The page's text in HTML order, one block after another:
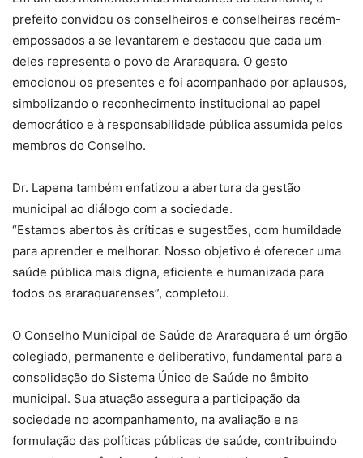
prefeito convidou os conselheiros e conselheiras recém-
empossados a se levantarem e destacou que cada um
deles representa o povo de Araraquara. O gesto
emocionou os presentes e foi acompanhado por aplausos,
simbolizando o reconhecimento institucional ao papel
democrático e à responsabilidade pública assumida pelos
membros do Conselho.
Dr. Lapena também enfatizou a abertura da gestão
municipal ao diálogo com a sociedade.
“Estamos abertos às críticas e sugestões, com humildade
para aprender e melhorar. Nosso objetivo é oferecer uma
saúde pública mais digna, eficiente e humanizada para
todos os araraquarenses”, completou.
O Conselho Municipal de Saúde de Araraquara é um órgão
colegiado, permanente e deliberativo, fundamental para a
consolidação do Sistema Único de Saúde no âmbito
municipal. Sua atuação assegura a participação da
sociedade no acompanhamento, na avaliação e na
formulação das políticas públicas de saúde, contribuindo